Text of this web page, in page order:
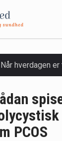
PCOS